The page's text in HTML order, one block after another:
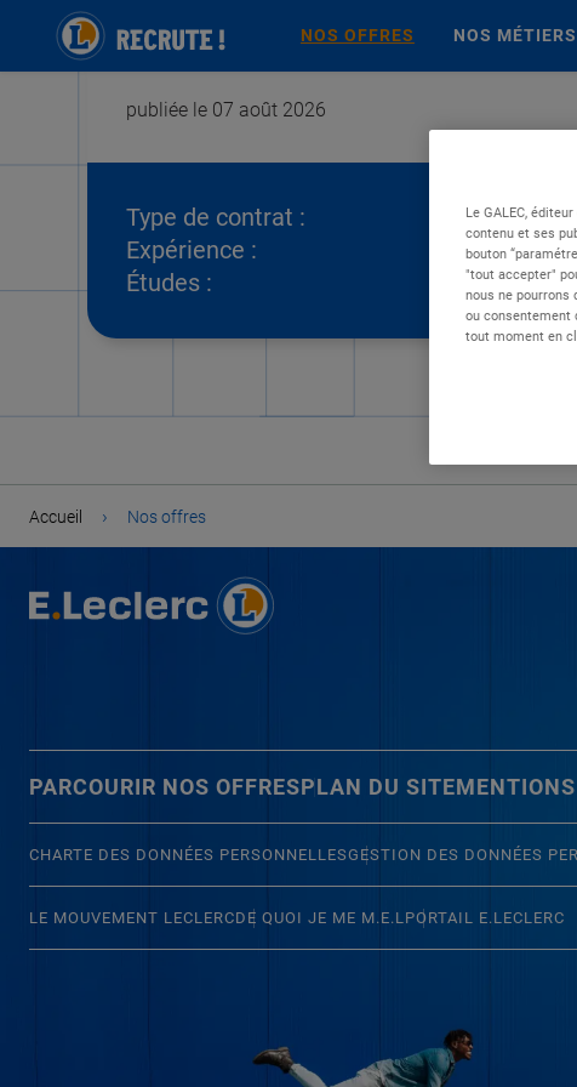
NOS OFFRES NOS MÉTIERS
publiée le 07 août 2026
Type de contrat :
Expérience :
Études :
Accueil › Nos offres
PARCOURIR NOS OFFRESPLAN DU SITE
CHARTE DES DONNÉES PERSONNELLESGESTION DES DONNÉES
LE MOUVEMENT LECLERCDE QUOI JE ME M.E.LPORTAIL E.LECLERC
Le GALEC,
contenu et ses
bouton
"tout accepter"
nous ne pourrons
ou consentement
tout moment en